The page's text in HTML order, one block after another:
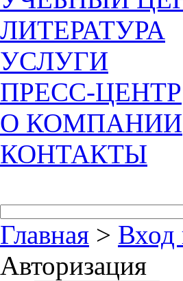
ЛИТЕРАТУРА
УСЛУГИ
ПРЕСС-ЦЕНТР
О КОМПАНИИ
КОНТАКТЫ
Главная > Вход
Авторизация